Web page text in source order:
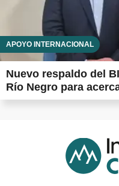
APOYO INTERNACIONAL
Nuevo respaldo del
Río Negro para